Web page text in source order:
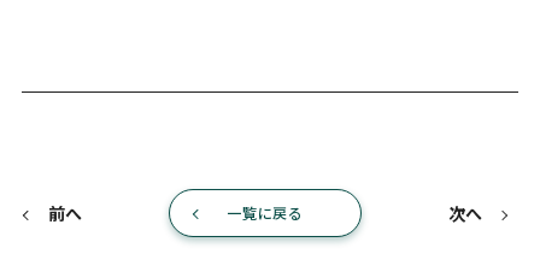
前へ 一覧に戻る 次へ